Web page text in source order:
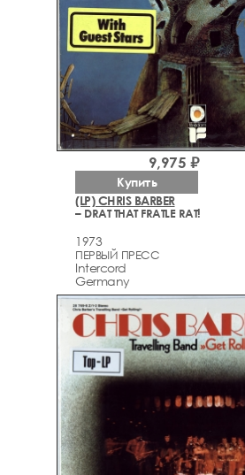
(LP) CHRIS BARBER
– DRAT THAT FRATLE RAT!
1973
ПЕРВЫЙ ПРЕСС
Intercord
Germany
9,975 ₽
Купить